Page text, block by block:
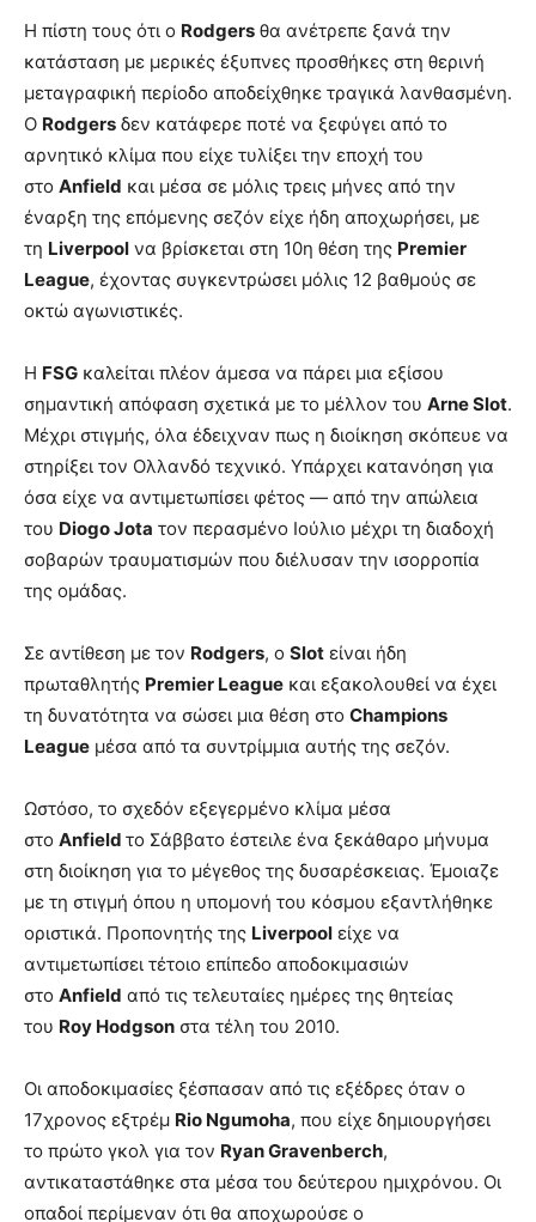
Η πίστη τους ότι ο Rodgers θα ανέτρεπε ξανά την
κατάσταση με μερικές έξυπνες προσθήκες στη θερινή
μεταγραφική περίοδο αποδείχθηκε τραγικά λανθασμένη.
Ο Rodgers δεν κατάφερε ποτέ να ξεφύγει από το
αρνητικό κλίμα που είχε τυλίξει την εποχή του
στο Anfield και μέσα σε μόλις τρεις μήνες από την
έναρξη της επόμενης σεζόν είχε ήδη αποχωρήσει, με
τη Liverpool να βρίσκεται στη 10η θέση της Premier
League, έχοντας συγκεντρώσει μόλις 12 βαθμούς σε
οκτώ αγωνιστικές.
Η FSG καλείται πλέον άμεσα να πάρει μια εξίσου
σημαντική απόφαση σχετικά με το μέλλον του Arne Slot.
Μέχρι στιγμής, όλα έδειχναν πως η διοίκηση σκόπευε να
στηρίξει τον Ολλανδό τεχνικό. Υπάρχει κατανόηση για
όσα είχε να αντιμετωπίσει φέτος — από την απώλεια
του Diogo Jota τον περασμένο Ιούλιο μέχρι τη διαδοχή
σοβαρών τραυματισμών που διέλυσαν την ισορροπία
της ομάδας.
Σε αντίθεση με τον Rodgers, ο Slot είναι ήδη
πρωταθλητής Premier League και εξακολουθεί να έχει
τη δυνατότητα να σώσει μια θέση στο Champions
League μέσα από τα συντρίμμια αυτής της σεζόν.
Ωστόσο, το σχεδόν εξεγερμένο κλίμα μέσα
στο Anfield το Σάββατο έστειλε ένα ξεκάθαρο μήνυμα
στη διοίκηση για το μέγεθος της δυσαρέσκειας. Έμοιαζε
με τη στιγμή όπου η υπομονή του κόσμου εξαντλήθηκε
οριστικά. Προπονητής της Liverpool είχε να
αντιμετωπίσει τέτοιο επίπεδο αποδοκιμασιών
στο Anfield από τις τελευταίες ημέρες της θητείας
του Roy Hodgson στα τέλη του 2010.
Οι αποδοκιμασίες ξέσπασαν από τις εξέδρες όταν ο
17χρονος εξτρέμ Rio Ngumoha, που είχε δημιουργήσει
το πρώτο γκολ για τον Ryan Gravenberch,
αντικαταστάθηκε στα μέσα του δεύτερου ημιχρόνου. Οι
οπαδοί περίμεναν ότι θα αποχωρούσε ο